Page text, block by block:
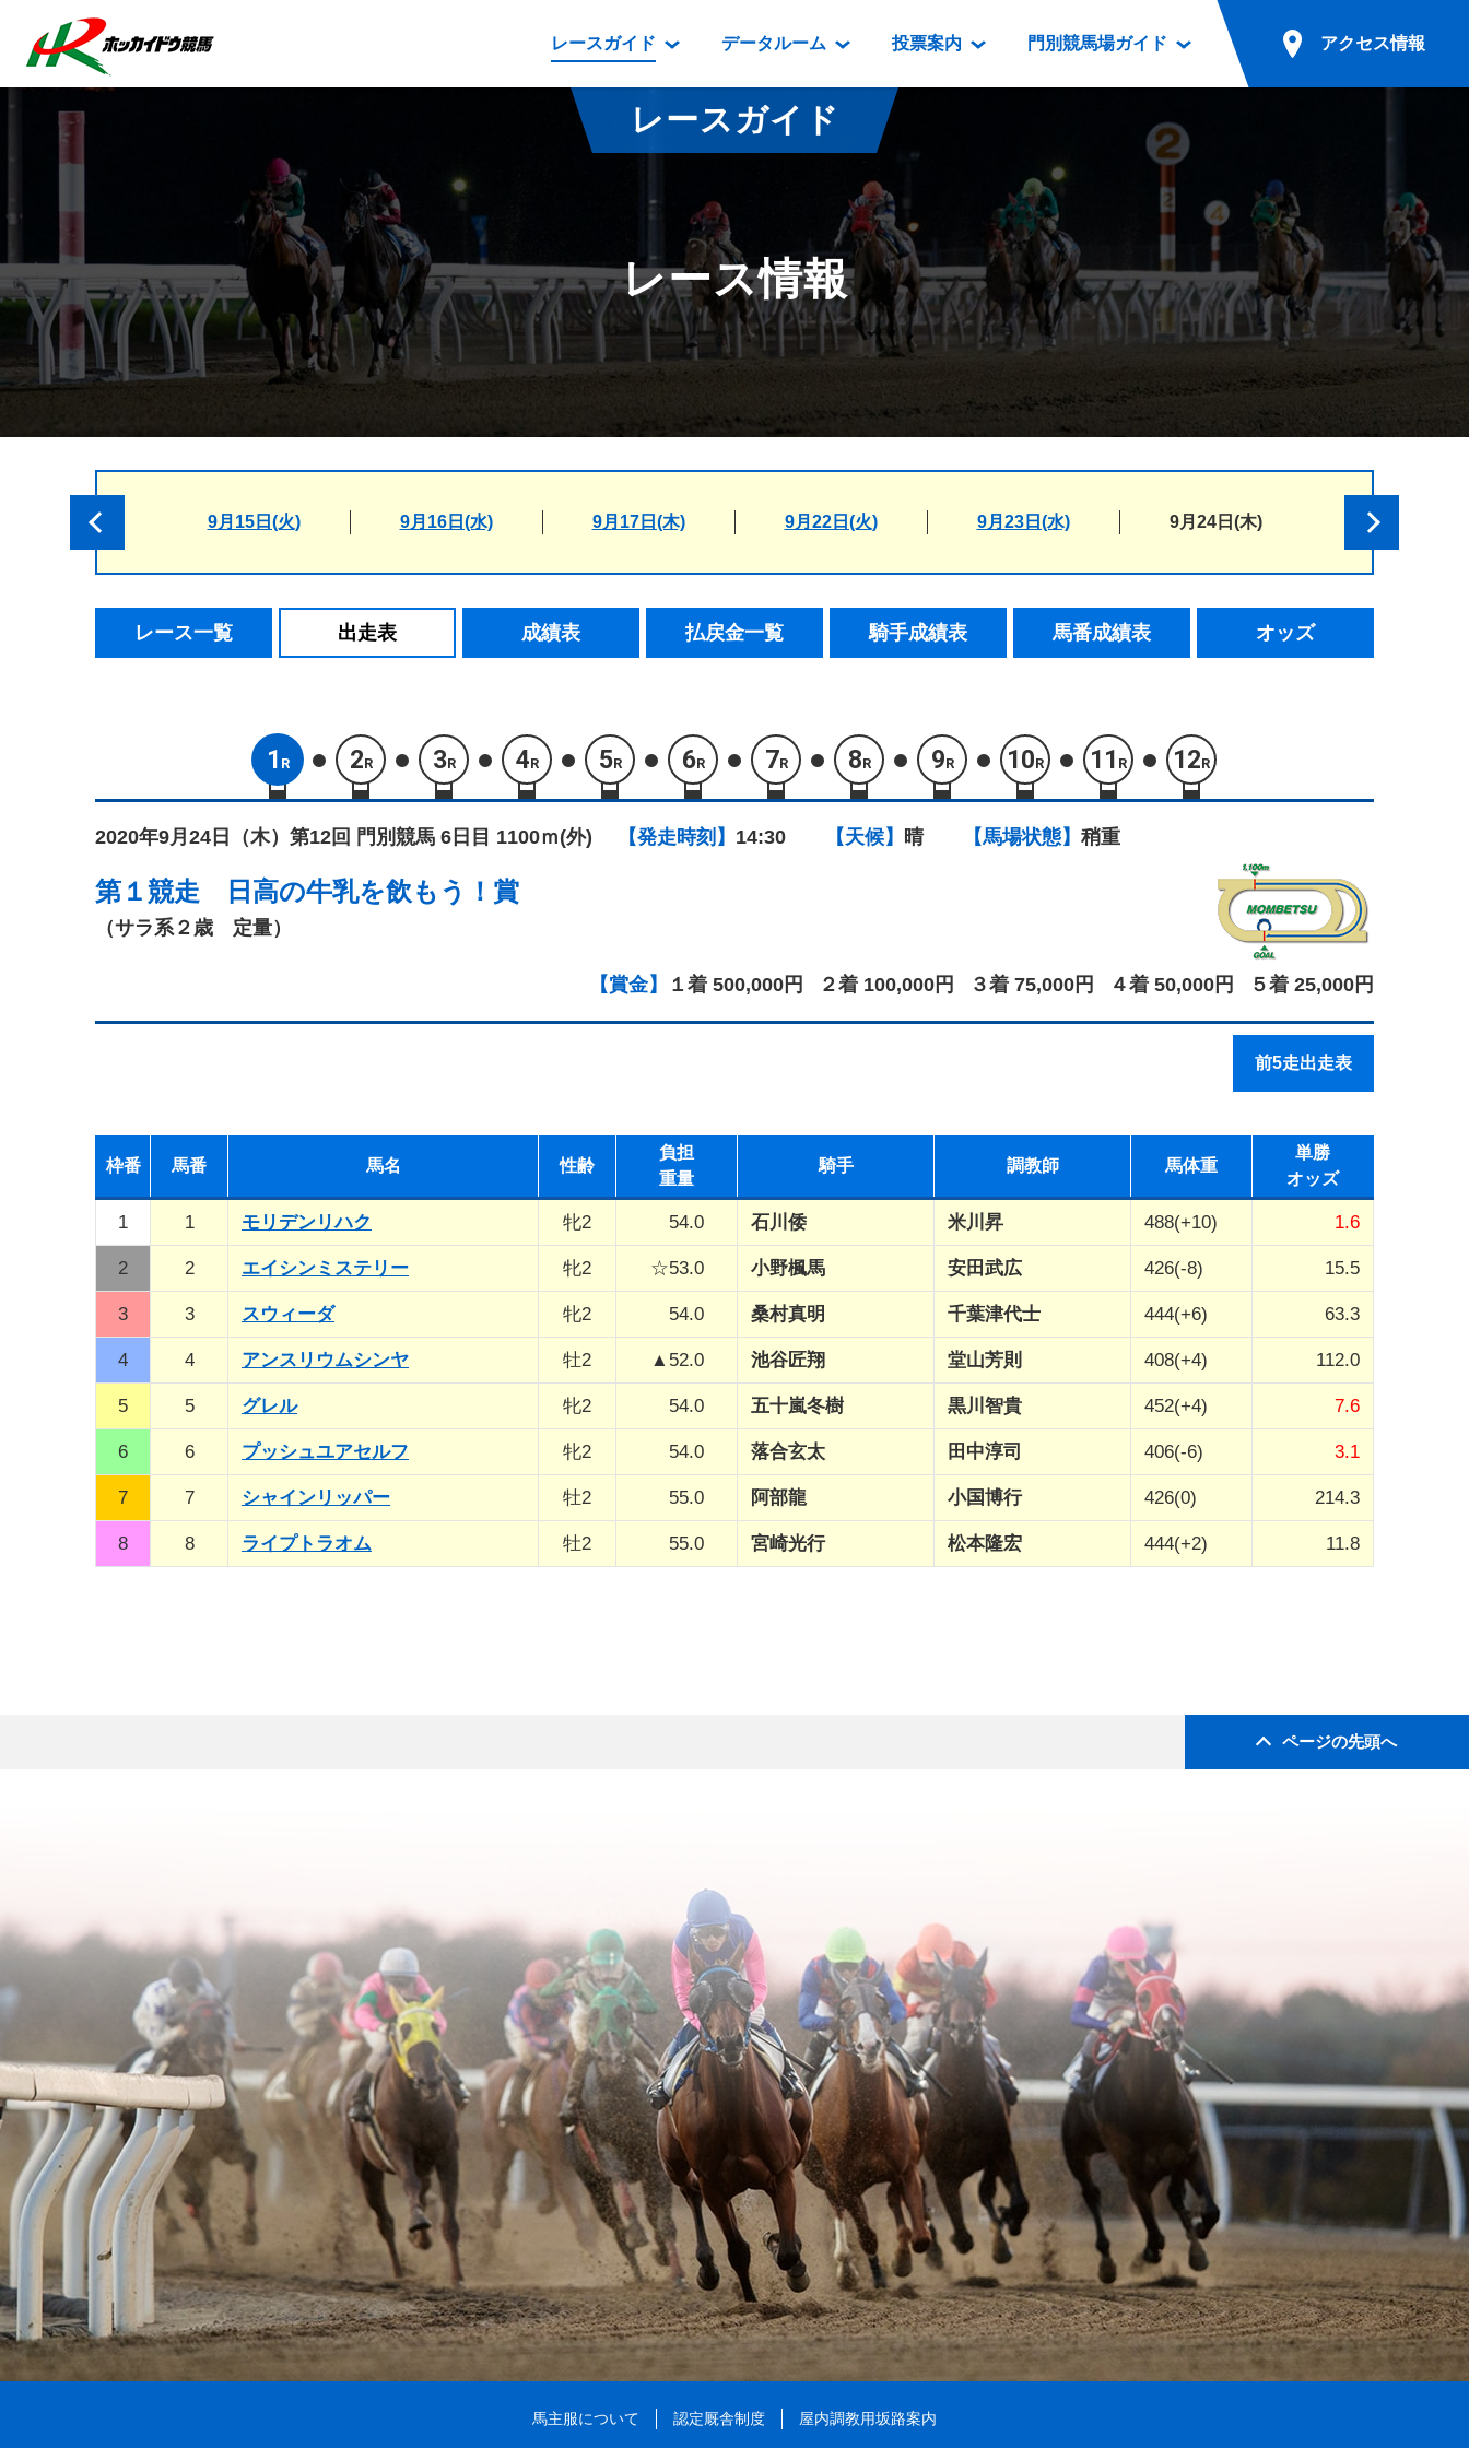
レースガイド
レース情報
払戻金一覧
騎手成績表
馬番成績表
オッズ
番組・級別表ダウンロード
開催カレンダー
重賞競走体系図
スタリオンシリーズ競走
道内の発売情報(PDF)
データルーム
データルーム
騎手・調教師紹介
坂路調教映像
遠征馬情報
番組編成要領
映像コンテンツ
重賞競走VTR
重賞競走参考VTR
レースダイジェスト
新馬ダイジェスト
投票案内
電話・インターネット投票
場外発売所
実況・テレホンサービス
発売・払戻
門別競馬場ガイド
門別競馬場情報
門別競馬場グルメ
とねっこジンギスカン
いずみ食堂
ルンビニフードカフェ
勝馬屋
アクセス情報
無料送迎バスでのご来場
公共の交通機関でのご来場
レースガイド
レース情報
9月15日(火) 9月16日(水) 9月17日(木) 9月22日(火) 9月23日(水) 9月24日(木)
レース一覧 出走表 成績表 払戻金一覧 騎手成績表 馬番成績表 オッズ
1 R 2R 3R 4R 5R 6R 7R 8R 9R 10R 11 R 12R
2020年9月24日（木） 第12回 門別競馬 6日目 1100ｍ(外) 【発走時刻】 14:30 【天候】 晴 【馬場状態】 稍重
第１競走 日高の牛乳を飲もう！賞
（サラ系２歳 定量）
【賞金】 １着 500,000円 ２着 100,000円 ３着 75,000円 ４着 50,000円 ５着 25,000円
前5走出走表
枠番 馬番 馬名 性齢
負担
重量
騎手 調教師 馬体重
単勝
オッズ
1 1 モリデンリハク 牝2 54.0 石川倭 米川昇 488(+10) 1.6
2 2 エイシンミステリー 牝2 ☆53.0 小野楓馬 安田武広 426(-8) 15.5
3 3 スウィーダ 牝2 54.0 桑村真明 千葉津代士 444(+6) 63.3
4 4 アンスリウムシンヤ 牡2 ▲52.0 池谷匠翔 堂山芳則 408(+4) 112.0
5 5 グレル 牝2 54.0 五十嵐冬樹 黒川智貴 452(+4) 7.6
6 6 プッシュユアセルフ 牝2 54.0 落合玄太 田中淳司 406(-6) 3.1
7 7 シャインリッパー 牡2 55.0 阿部龍 小国博行 426(0) 214.3
8 8 ライプトラオム 牡2 55.0 宮崎光行 松本隆宏 444(+2) 11.8
ページの先頭へ
馬主服について 認定厩舎制度 屋内調教用坂路案内